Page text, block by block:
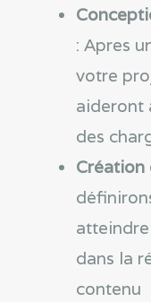
: Apres
votre
aideront
des
Création
dans la
contenu